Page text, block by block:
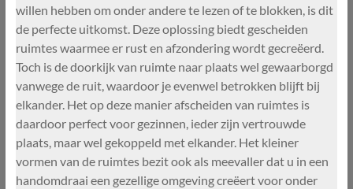
willen hebben om onder andere te lezen of te blokken, is dit
de perfecte uitkomst. Deze oplossing biedt gescheiden
ruimtes waarmee er rust en afzondering wordt gecreëerd.
Toch is de doorkijk van ruimte naar plaats wel gewaarborgd
vanwege de ruit, waardoor je evenwel betrokken blijft bij
elkander. Het op deze manier afscheiden van ruimtes is
daardoor perfect voor gezinnen, ieder zijn vertrouwde
plaats, maar wel gekoppeld met elkander. Het kleiner
vormen van de ruimtes bezit ook als meevaller dat u in een
handomdraai een gezellige omgeving creëert voor onder